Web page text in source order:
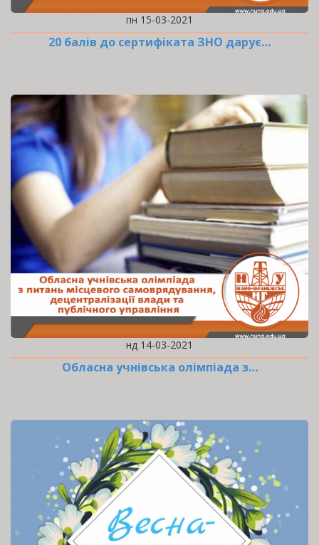
пн 15-03-2021
20 балів до сертифіката ЗНО дарує…
нд 14-03-2021
Обласна учнівська олімпіада з…